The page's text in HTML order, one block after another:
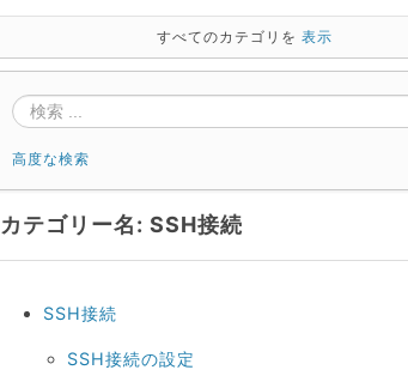
すべてのカテゴリを 表示
高度な検索
カテゴリー名: SSH接続
SSH接続
SSH接続の設定